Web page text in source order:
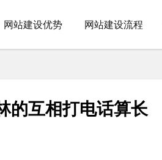
网站建设优势 网站建设流程
的互相打电话算长